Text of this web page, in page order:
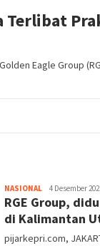
Terlibat
Eagle Group
NASIONAL Pijarkepri.com
4 Desember
RGE Group,
di Kalimantan
pijarkepri.com,